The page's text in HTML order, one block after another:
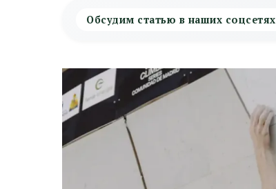
Обсудим статью в наших соцсетях